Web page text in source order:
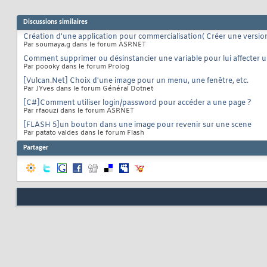
Discussions similaires
Création d'une application pour commercialisation( Créer une
Par soumaya.g dans le forum ASP.NET
Comment supprimer ou désinstancier une variable pour lui affecter
Par poooky dans le forum Prolog
[Vulcan.Net] Choix d'une image pour un menu, une fenêtre, etc.
Par JYves dans le forum Général Dotnet
[C#]Comment utiliser login/password pour accéder a une page ?
Par rfaouzi dans le forum ASP.NET
[FLASH 5]un bouton dans une image pour revenir sur une scene
Par patato valdes dans le forum Flash
Partager